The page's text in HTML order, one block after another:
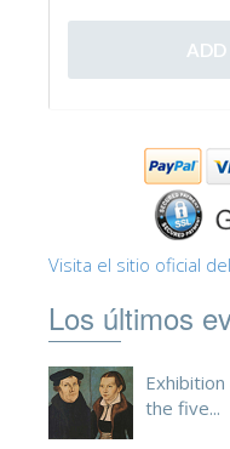
中文
Visita el sitio oficial
Los últimos
the five...